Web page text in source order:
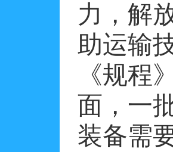
力，解
助运输
《规程
面，一
装备需